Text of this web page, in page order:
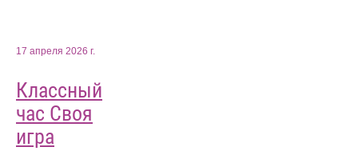
17 апреля 2026 г.
Классный
час Своя
игра